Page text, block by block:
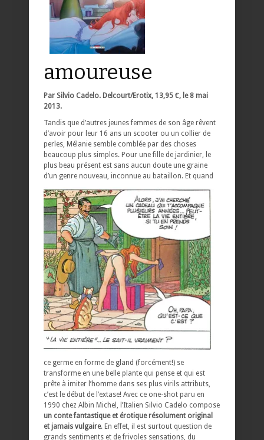
amoureuse
Par Silvio Cadelo. Delcourt/Erotix, 13,95 €, le 8 mai
2013.
Tandis que d’autres jeunes femmes de son âge rêvent
d’avoir pour leur 16 ans un scooter ou un collier de
perles, Mélanie semble comblée par des choses
beaucoup plus simples. Pour une fille de jardinier, le
plus beau présent est sans aucun doute une graine
d’un genre nouveau, inconnue au bataillon. Et quand
ce germe en forme de gland (forcément!) se
transforme en une belle plante qui pense et qui est
prête à imiter l’homme dans ses plus virils attributs,
c’est le début de l’extase! Avec ce one-shot paru en
1990 chez Albin Michel, l’Italien Silvio Cadelo compose
un conte fantastique et érotique résolument original
et jamais vulgaire. En effet, il est surtout question de
grands sentiments et de frivoles sensations, du